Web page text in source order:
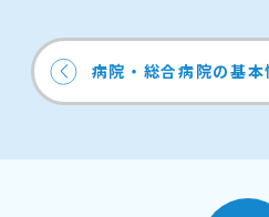
病院・総合病院の基本